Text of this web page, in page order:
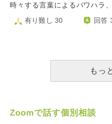
ません。 将来を思うと、自分の実力のなさと増えていく経
した。 自分の現状を会社の人に伝える勇気もなく、日々な
頑張るべきなのでしょうか。 落ち着かない文章で申し訳あ
時々する言葉によるパワハラ
トレス過多な環境あります。
り、そろそろ自分や家族の時
と、働いている時に出来なか
したが、言葉によるパワハラ
んでしまうのです… ただ、そ
有り難し 30 回答
もっ
Zoomで話す個別相談